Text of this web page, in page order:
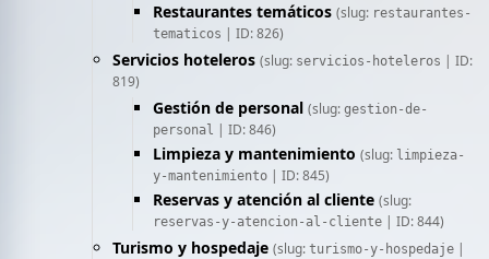
Restaurantes temáticos (slug: restaurantes-
tematicos | ID: 826)
Servicios hoteleros (slug: servicios-hoteleros | ID:
819)
Gestión de personal (slug: gestion-de-
personal | ID: 846)
Limpieza y mantenimiento (slug: limpieza-
y-mantenimiento | ID: 845)
Reservas y atención al cliente (slug:
reservas-y-atencion-al-cliente | ID: 844)
Turismo y hospedaje (slug: turismo-y-hospedaje |